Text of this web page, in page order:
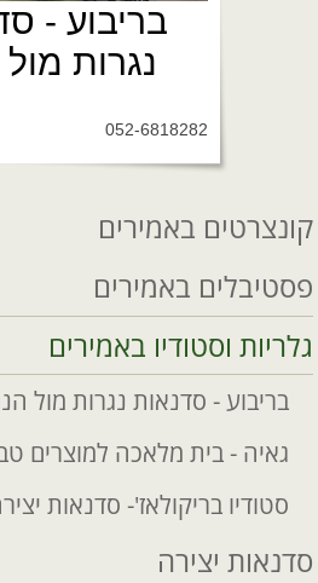
בריבוע -
נגרות
052-6818282
קונצרטים באמירים
פסטיבלים באמירים
גלריות וסטודיו באמירים
בריבוע - סדנאות נגרות מול
גאיה - בית מלאכה למוצרים
סטודיו בריקולאז'- סדנאות
סדנאות יצירה